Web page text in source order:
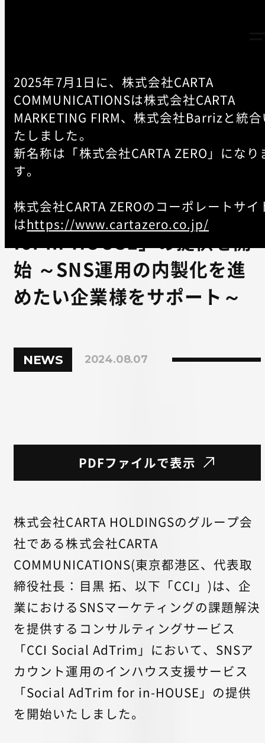
2025年7月1日に、株式会社CARTA
COMMUNICATIONSは株式会社CARTA
MARKETING FIRM、株式会社Barrizと統
たしました。
新名称は「株式会社CARTA ZERO」になり
す。
株式会社CARTA ZEROのコーポレートサイ
はhttps://www.cartazero.co.jp/
TOP - NEWS
CCI Social AdTrim、SNSア
サービス「Social AdTrim
for in-HOUSE」の提供を開
始 ～SNS運用の内製化を進
めたい企業様をサポート～
NEWS 2024.08.07
PDFファイルで表示
株式会社CARTA HOLDINGSのグループ会
社である株式会社CARTA
COMMUNICATIONS(東京都港区、代表取
締役社長：目黒 拓、以下「CCI」)は、企
業におけるSNSマーケティングの課題解決
を提供するコンサルティングサービス
「CCI Social AdTrim」において、SNSア
カウント運用のインハウス支援サービス
「Social AdTrim for in-HOUSE」の提供
を開始いたしました。